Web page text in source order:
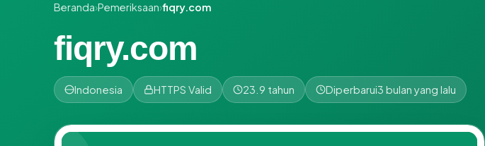
Beranda›Pemeriksaan›fiqry.com
fiqry.com
Indonesia HTTPS Valid 23.9 tahun Diperbarui3 bulan yang lalu